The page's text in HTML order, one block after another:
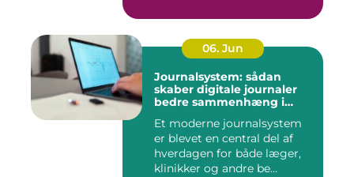
06. Jun
Journalsystem: sådan
skaber digitale journaler
bedre sammenhæng i
Et moderne journalsystem
er blevet en central del af
hverdagen for både læger,
klinikker og andre be...